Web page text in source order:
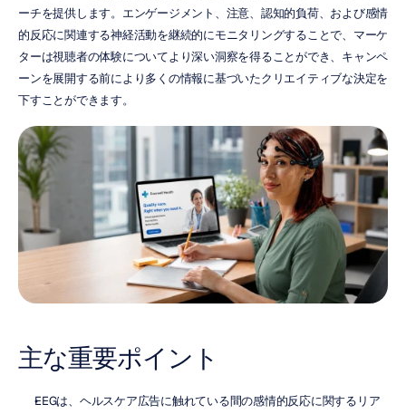
ーチを提供します。エンゲージメント、注意、認知的負荷、および感情
的反応に関連する神経活動を継続的にモニタリングすることで、マーケ
ターは視聴者の体験についてより深い洞察を得ることができ、キャンペ
ーンを展開する前により多くの情報に基づいたクリエイティブな決定を
下すことができます。
主な重要ポイント
EEGは、ヘルスケア広告に触れている間の感情的反応に関するリア